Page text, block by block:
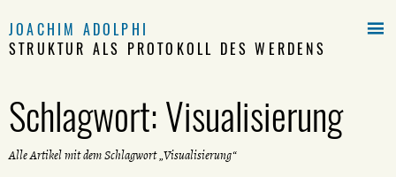
JOACHIM ADOLPHI
STRUKTUR ALS PROTOKOLL DES WERDENS
Schlagwort:Visualisierung
Alle Artikel mit dem Schlagwort „Visualisierung“
